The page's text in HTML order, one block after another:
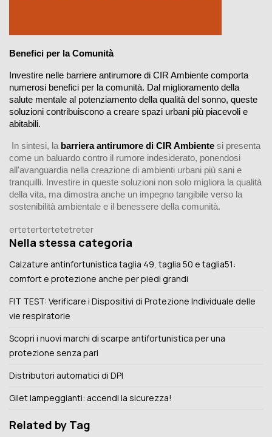
Benefici per la Comunità
Investire nelle barriere antirumore di CIR Ambiente comporta
numerosi benefici per la comunità. Dal miglioramento della
salute mentale al potenziamento della qualità del sonno, queste
soluzioni contribuiscono a creare spazi urbani più piacevoli e
abitabili.
In sintesi, la barriera antirumore di CIR Ambiente si presenta
come un baluardo contro il rumore indesiderato, ponendosi
all'avanguardia nella creazione di ambienti urbani più sani e
tranquilli. Investire in queste soluzioni non solo migliora la qualità
della vita, ma dimostra anche un impegno tangibile verso la
sostenibilità ambientale e il benessere della comunità.
ertetertertetetreter
Nella stessa categoria
Calzature antinfortunistica taglia 49, taglia 50 e taglia51:
comfort e protezione anche per piedi grandi
FIT TEST: Verificare i Dispositivi di Protezione Individuale delle
vie respiratorie
Scopri i nuovi marchi di scarpe antifortunistica per una
protezione senza pari
­Distributori automatici di DPI
Gilet lampeggianti: accendi la sicurezza!
Related by Tag